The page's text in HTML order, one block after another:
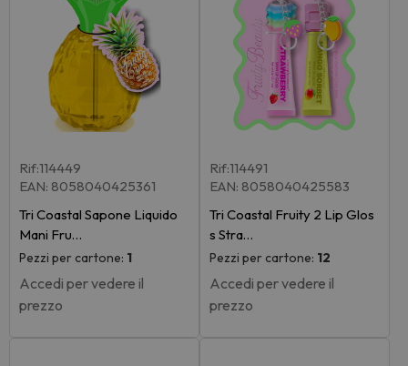
Rif:114449
EAN: 8058040425361
Tri Coastal Sapone Liquido
Mani Fru…
Pezzi per cartone: 1
Accedi per vedere il
prezzo
Rif:114491
EAN: 8058040425583
Tri Coastal Fruity 2 Lip Glos
s Stra…
Pezzi per cartone: 12
Accedi per vedere il
prezzo